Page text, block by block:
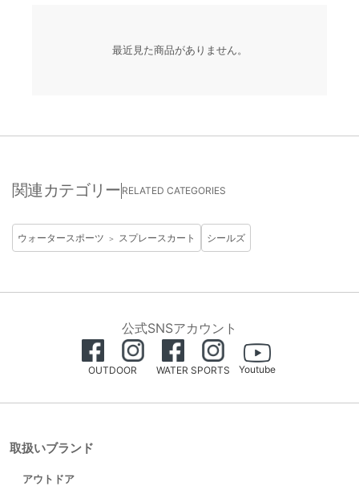
最近見た商品がありません。
関連カテゴリー RELATED CATEGORIES
ウォータースポーツ ＞ スプレースカート シールズ
公式SNSアカウント
OUTDOOR WATER SPORTS Youtube
取扱いブランド
アウトドア